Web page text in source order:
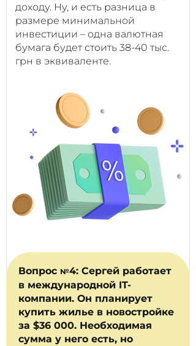
доходу. Ну, и есть разница в
размере минимальной
инвестиции – одна валютная
бумага будет стоить 38-40 тыс.
грн в эквиваленте.
Вопрос №4: Сергей работает
в международной IT-
компании. Он планирует
купить жилье в новостройке
за $36 000. Необходимая
сумма у него есть, но